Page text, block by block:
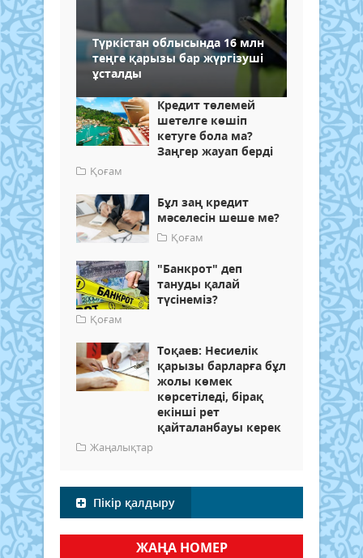
Түркістан облысында 16 млн
теңге қарызы бар жүргізуші
ұсталды
Кредит төлемей
шетелге көшіп
кетуге бола ма?
Заңгер жауап берді
Қоғам
Бұл заң кредит
мәселесін шеше ме?
Қоғам
"Банкрот" деп
тануды қалай
түсінеміз?
Қоғам
Тоқаев: Несиелік
қарызы барларға бұл
жолы көмек
көрсетіледі, бірақ
екінші рет
қайталанбауы керек
Жаңалықтар
Пікір қалдыру
ЖАҢА НОМЕР